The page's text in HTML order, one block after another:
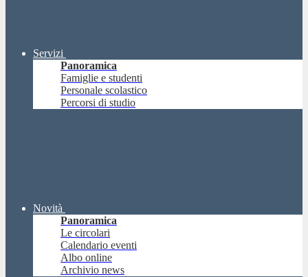
Servizi
Panoramica
Famiglie e studenti
Personale scolastico
Percorsi di studio
Novità
Panoramica
Le circolari
Calendario eventi
Albo online
Archivio news